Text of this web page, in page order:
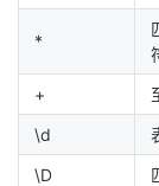
堂
的
我
技
的
*
+
\d
\D